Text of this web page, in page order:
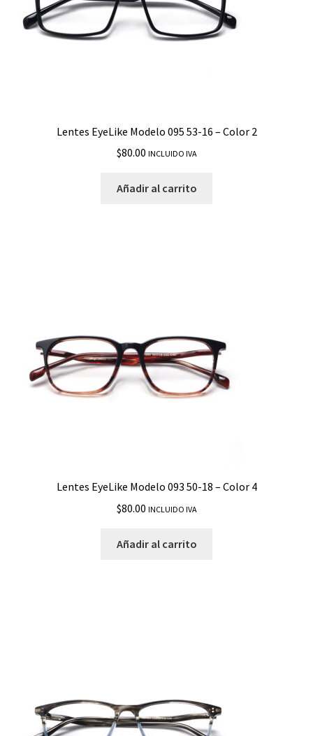
Lentes EyeLike Modelo 095 53-16 – Color 2
$80.00 INCLUIDO IVA
Añadir al carrito
Lentes EyeLike Modelo 093 50-18 – Color 4
$80.00 INCLUIDO IVA
Añadir al carrito